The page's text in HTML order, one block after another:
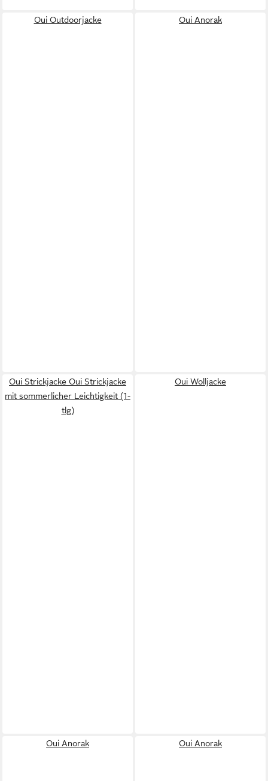
Oui Outdoorjacke Oui Anorak
Oui Strickjacke Oui Strickjacke
mit sommerlicher Leichtigkeit (1-
tlg)
Oui Wolljacke
Oui Anorak Oui Anorak